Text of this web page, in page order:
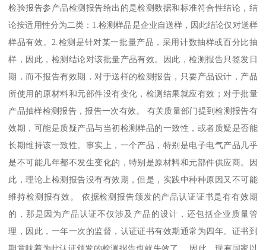
检验报告参产品检测报告给出的是检测数据和标准符合性结论，结
论按适用性分为二类：1.检测样品是企业自送样，因此结论仅对送样
样品有效。2.检测是针对某一批量产品，采用计数抽样或百分比抽
样，因此，检测结论对该批量产品有效。因此，检测报告只签发日
期，而不报告有效期，对于送样的检测报告，只要产品设计，产品
所使用的原材料和元部件没有变化，检测结果就应有效；对于批量
产品抽样检测报告，报告一次有效。 有关质量部门提到检测报告有
效期，可能是质疑产品与当初检测样品的一致性，或者质疑是否能
长期维持该一致性。事实上，一个产品，特别是电子电气产品几乎
是不可能几年都不发生变化的，特别是原材料和元部件供应商。因
此，理论上检测报告没有有效期，但是，实践中种种原因又不可能
维持检测报有效。 依据检测报告颁发的产品认证证书是有有效期
的，那是因为产品认证不仅涉及产品的设计，还包括企业质量管
理，因此，一年一次的监督，认证证书有效期通常为四年。证书到
期意味着为此认证颁发的检测报告也就失效了。 因此，现有国家以